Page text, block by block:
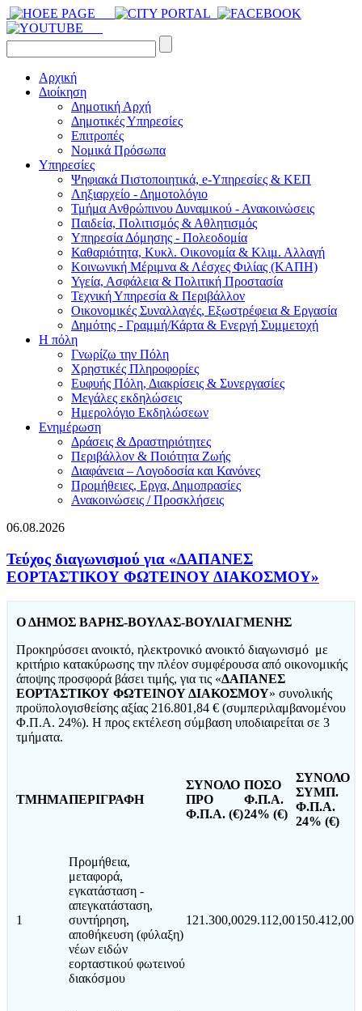
Αρχική
Διοίκηση
Δημοτική Αρχή
Δημοτικές Υπηρεσίες
Επιτροπές
Νομικά Πρόσωπα
Υπηρεσίες
Ψηφιακά Πιστοποιητικά, e-Υπηρεσίες & ΚΕΠ
Ληξιαρχείο - Δημοτολόγιο
Τμήμα Ανθρώπινου Δυναμικού - Ανακοινώσεις
Παιδεία, Πολιτισμός & Αθλητισμός
Υπηρεσία Δόμησης - Πολεοδομία
Καθαριότητα, Κυκλ. Οικονομία & Κλιμ. Αλλαγή
Kοινωνική Μέριμνα & Λέσχες Φιλίας (ΚΑΠΗ)
Υγεία, Ασφάλεια & Πολιτική Προστασία
Τεχνική Υπηρεσία & Περιβάλλον
Οικονομικές Συναλλαγές, Εξωστρέφεια & Εργασία
Δημότης - Γραμμή/Κάρτα & Ενεργή Συμμετοχή
Η πόλη
Γνωρίζω την Πόλη
Χρηστικές Πληροφορίες
Ευφυής Πόλη, Διακρίσεις & Συνεργασίες
Μεγάλες εκδηλώσεις
Ημερολόγιο Εκδηλώσεων
Ενημέρωση
Δράσεις & Δραστηριότητες
Περιβάλλον & Ποιότητα Ζωής
Διαφάνεια – Λογοδοσία και Κανόνες
Προμήθειες, Εργα, Δημοπρασίες
Ανακοινώσεις / Προσκλήσεις
06.08.2026
Τεύχος διαγωνισμού για «ΔΑΠΑΝΕΣ
ΕΟΡΤΑΣΤΙΚΟΥ ΦΩΤΕΙΝΟΥ ΔΙΑΚΟΣΜΟΥ»
Ο ΔΗΜΟΣ ΒΑΡΗΣ-ΒΟΥΛΑΣ-ΒΟΥΛΙΑΓΜΕΝΗΣ
Προκηρύσσει ανοικτό, ηλεκτρονικό ανοικτό διαγωνισμό με
κριτήριο κατακύρωσης την πλέον συμφέρουσα από οικονομικής
άποψης προσφορά βάσει τιμής, για τις «ΔΑΠΑΝΕΣ
ΕΟΡΤΑΣΤΙΚΟΥ ΦΩΤΕΙΝΟΥ ΔΙΑΚΟΣΜΟΥ» συνολικής
προϋπολογισθείσης αξίας 216.801,84 € (συμπεριλαμβανομένου
Φ.Π.Α. 24%). Η προς εκτέλεση σύμβαση υποδιαιρείται σε 3
τμήματα.
ΤΜΗΜΑΠΕΡΙΓΡΑΦΗ
ΣΥΝΟΛΟ
ΠΡΟ
Φ.Π.Α. (€)
ΠΟΣΟ
Φ.Π.Α.
24% (€)
ΣΥΝΟΛΟ
ΣΥΜΠ.
Φ.Π.Α.
24% (€)
1
Προμήθεια,
μεταφορά,
εγκατάσταση -
απεγκατάσταση,
συντήρηση,
αποθήκευση (φύλαξη)
νέων ειδών
εορταστικού φωτεινού
διακόσμου
121.300,0029.112,00150.412,00